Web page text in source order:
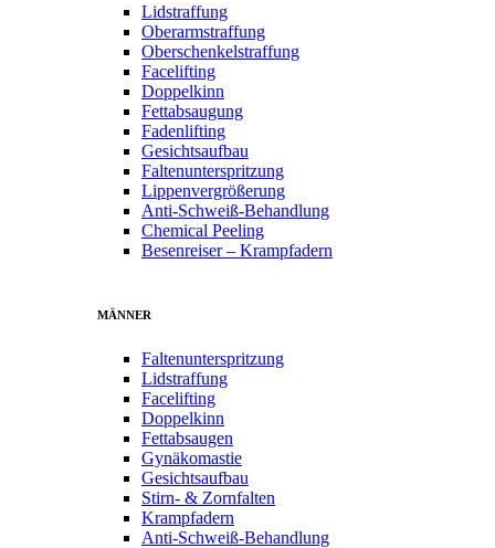
Lidstraffung
Oberarmstraffung
Oberschenkelstraffung
Facelifting
Doppelkinn
Fettabsaugung
Fadenlifting
Gesichtsaufbau
Faltenunterspritzung
Lippenvergrößerung
Anti-Schweiß-Behandlung
Chemical Peeling
Besenreiser – Krampfadern
MÄNNER
Faltenunterspritzung
Lidstraffung
Facelifting
Doppelkinn
Fettabsaugen
Gynäkomastie
Gesichtsaufbau
Stirn- & Zornfalten
Krampfadern
Anti-Schweiß-Behandlung